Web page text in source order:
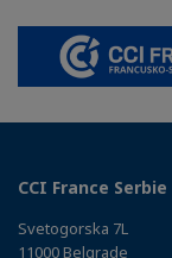
CCI France Serbie
Svetogorska 7L
11000 Belgrade